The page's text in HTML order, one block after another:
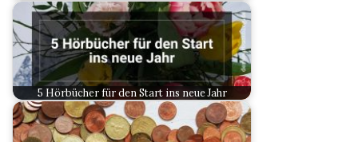
5 Hörbücher für den Start ins neue Jahr